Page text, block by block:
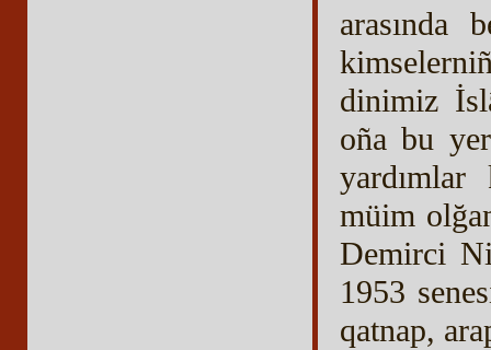
arasında
dinimiz
oña bu
müim
Demirci
1953
qatnap,